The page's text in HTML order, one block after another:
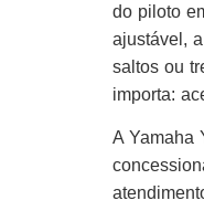
do piloto
ajustável,
saltos ou
importa:
A Yamaha